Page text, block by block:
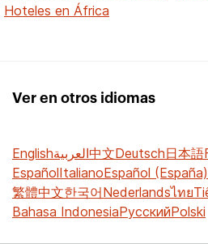
Hoteles en África
Ver en otros idiomas
Englishالعربية中文Deutsch日本語
EspañolItalianoEspañol (España)
繁體中文한국어Nederlandsไทย
Bahasa IndonesiaРусскийPolski